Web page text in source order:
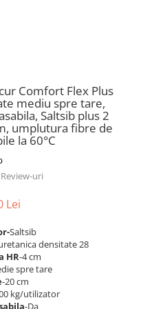
Comfort Flex Plus
mediu spre tare,
Saltsib plus 2
umplutura fibre de
la 60°C
uri
Lei
Saltsib
densitate 28
HR-4 cm
spre tare
-20 cm
kg/utilizator
-Da